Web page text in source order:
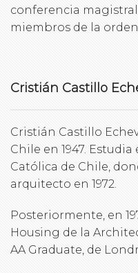
conferencia
miembros de la orden.
Cristián Castillo
Cristián Castillo
Chile en 1947.
Católica de Chile,
arquitecto en 1972.
Posteriormente, en
Housing de la
AA Graduate, de